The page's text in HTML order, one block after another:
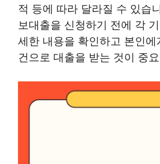
적 등에 따라 달라질 수 있습
보대출을 신청하기 전에 각
세한 내용을 확인하고 본인
건으로 대출을 받는 것이 중